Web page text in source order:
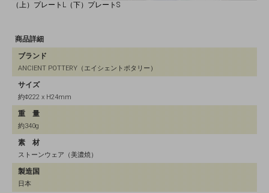
（上）プレートL（下）プレートS
商品詳細
ブランド
ANCIENT POTTERY（エイシェントポタリー）
サイズ
約Φ222 x H24mm
重 量
約340g
素 材
ストーンウェア（美濃焼）
製造国
日本